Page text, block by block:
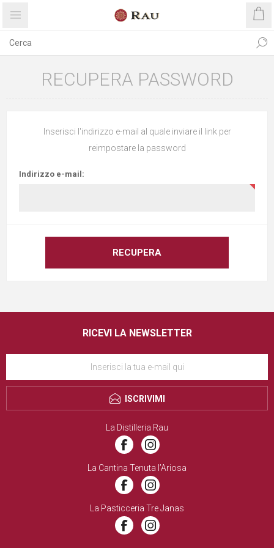
RECUPERA PASSWORD
Inserisci l'indirizzo e-mail al quale inviare il link per
reimpostare la password
Indirizzo e-mail:
RICEVI LA NEWSLETTER
ISCRIVIMI
La Distilleria Rau
La Cantina Tenuta l’Ariosa
La Pasticceria Tre Janas